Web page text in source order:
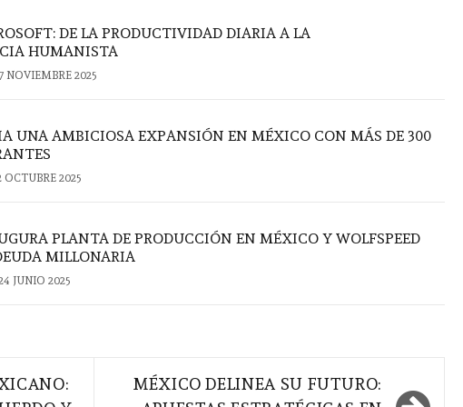
DE LA PRODUCTIVIDAD DIARIA A LA
HUMANISTA
7 NOVIEMBRE 2025
UNA AMBICIOSA EXPANSIÓN EN MÉXICO CON MÁS DE 300
OCTUBRE 2025
PLANTA DE PRODUCCIÓN EN MÉXICO Y WOLFSPEED
MILLONARIA
JUNIO 2025
MÉXICO DELINEA SU FUTURO: